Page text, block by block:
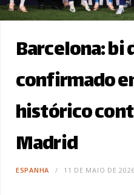
Barcelona: bi
confirmado
histórico
Madrid
ESPANHA 11 DE MAIO DE 2026